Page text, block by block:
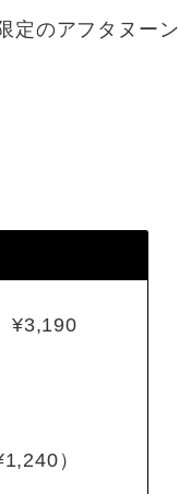
定のアフタヌーン
¥3,190
）